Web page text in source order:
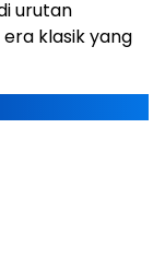
urutan
klasik yang